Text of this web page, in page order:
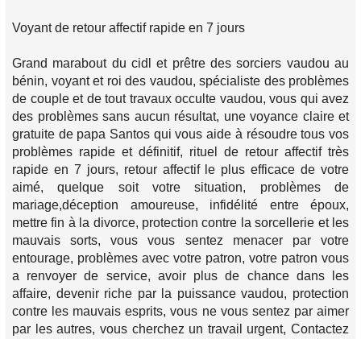
Voyant de retour affectif rapide en 7 jours
Grand marabout du cidl et prêtre des sorciers vaudou au
bénin, voyant et roi des vaudou, spécialiste des problèmes
de couple et de tout travaux occulte vaudou, vous qui avez
des problèmes sans aucun résultat, une voyance claire et
gratuite de papa Santos qui vous aide à résoudre tous vos
problèmes rapide et définitif, rituel de retour affectif très
rapide en 7 jours, retour affectif le plus efficace de votre
aimé, quelque soit votre situation, problèmes de
mariage,déception amoureuse, infidélité entre époux,
mettre fin à la divorce, protection contre la sorcellerie et les
mauvais sorts, vous vous sentez menacer par votre
entourage, problèmes avec votre patron, votre patron vous
a renvoyer de service, avoir plus de chance dans les
affaire, devenir riche par la puissance vaudou, protection
contre les mauvais esprits, vous ne vous sentez par aimer
par les autres, vous cherchez un travail urgent, Contactez